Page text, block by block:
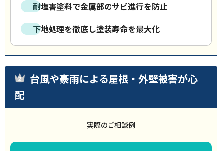
耐塩害塗料で金属部のサビ進行を防止
下地処理を徹底し塗装寿命を最大化
台風や豪雨による屋根・外壁被害が心
配
実際のご相談例